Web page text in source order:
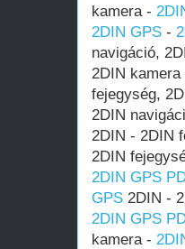
kamera -
2DIN GPS -
navigáció,
2DIN kamera
fejegység,
2DIN
2DIN - 2DIN
2DIN
2DIN GPS
GPS 2DIN -
2DIN GPS
kamera -